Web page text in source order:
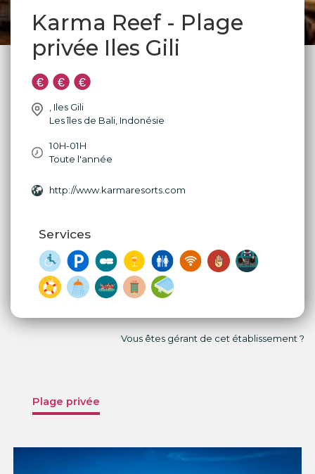
Karma Reef - Plage
privée Iles Gili
, Iles Gili
Les îles de Bali, Indonésie
10H-01H
Toute l'année
http://www.karmaresorts.com
Services
Vous êtes gérant de cet établissement ?
Plage privée